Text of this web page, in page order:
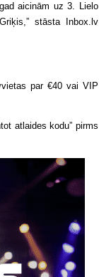
aicinām uz 3. Lielo
stāsta Inbox.lv
par €40 vai VIP
atlaides kodu” pirms